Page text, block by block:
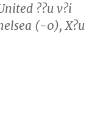
??u v?i
(-0), X?u